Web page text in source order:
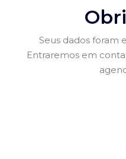
Seus dados foram
Entraremos em